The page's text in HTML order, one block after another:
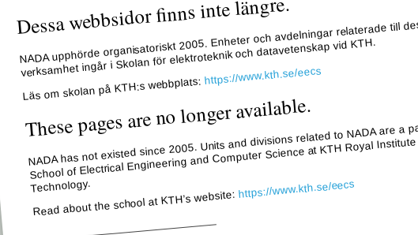
Dessa webbsidor finns inte längre.
NADA upphörde organisatoriskt 2005. Enheter och avdelningar relaterade till
verksamhet ingår i Skolan för elektroteknik och datavetenskap vid KTH.
Läs om skolan på KTH:s webbplats:https://www.kth.se/eecs
These pages are no longer available.
NADA has not existed since 2005. Units and divisions related to NADA are a
School of Electrical Engineering and Computer Science at KTH Royal
Technology.
Read about the school at KTH’s website:https://www.kth.se/eecs